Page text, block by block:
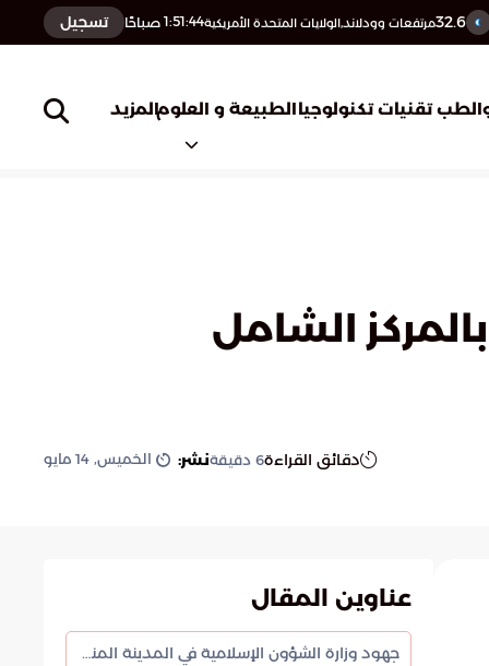
32.6مرتفعات وودلاند,الولايات المتحدة الأمريكية1:51:45 صباحًا تسجيل
تقنيات تكنولوجياالطبيعة و العلومالمزيد
الشامل
دقائق القراءة6 دقيقةنشر: الخميس, 14 مايو
عناوين المقال
جهود وزارة الشؤون الإسلامية في المدينة المنورة لموسم حج 1447هـ